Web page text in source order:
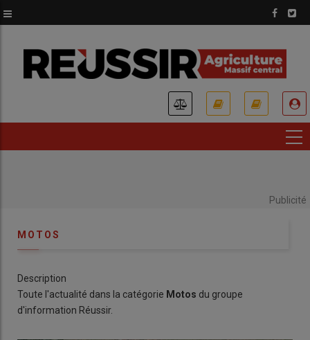
au
principal
Publicité
MOTOS
Description
Toute l'actualité dans la catégorie Motos du groupe
d'information Réussir.